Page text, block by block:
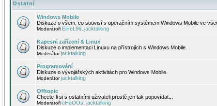
Ostatní
Windows Mobile
Diskuze o všem, co souvisí s operačním systémem Windows Mobile ve
Moderátoři EiFeL96 jacktalking
Kapesní zařízení & Linux
Diskuze o implementaci Linuxu na přístrojích s Windows Mobile.
Moderátorjacktalking
Programování
Diskuze o vývojářských aktivitách pro Windows Mobile.
Moderátorjacktalking
Offtopic
Chcete-li si s ostatními uživateli prostě jen tak popovídat...
Moderátoři cHaOOs jacktalking